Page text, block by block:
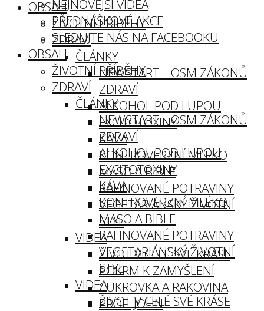
OBSAH
ŽIVOTNÍ PŘÍBĚHY
ZDRAVÍ
ČLÁNKY
NEWSTART – OSM ZÁKONŮ
ZDRAVÍ
ALKOHOL POD LUPOU
EXCITOTOXINY
KÁVA
KONTROVERZNÍ MLÉKO
MASO A BIBLE
RAFINOVANÉ POTRAVINY
VEGETARIÁNSKÝ ŽIVOTNÍ
STYL
VIDEA
ŽIVOT V CELÉ SVÉ KRÁSE
POKRM K ZAMYŠLENÍ
CUKROVKA A RAKOVINA
PROF. JOHN
NEJNOVĚJŠÍ VIDEA
PŘEDNÁŠKOVÉ AKCE
SLEDUJTE NÁS NA FACEBOOKU
OBSAH
ŽIVOTNÍ PŘÍBĚHY
ZDRAVÍ
ČLÁNKY
NEWSTART – OSM ZÁKONŮ
ZDRAVÍ
ALKOHOL POD LUPOU
EXCITOTOXINY
KÁVA
KONTROVERZNÍ MLÉKO
MASO A BIBLE
RAFINOVANÉ POTRAVINY
VEGETARIÁNSKÝ ŽIVOTNÍ
STYL
VIDEA
ŽIVOT V CELÉ SVÉ KRÁSE